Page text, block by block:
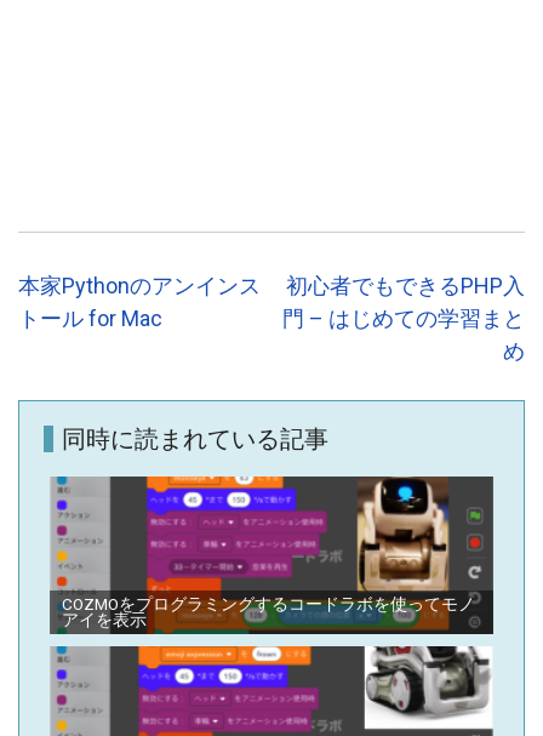
投
稿
ゲ
ー
本家Pythonのアンインス
トール for Mac
初心者でもできるPHP入
門 – はじめての学習まと
め
同時に読まれている記事
COZMOをプログラミングするコードラボを使ってモノ
アイを表示